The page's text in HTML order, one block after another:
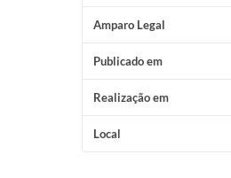
Amparo Legal
Publicado em
Realização em
Local